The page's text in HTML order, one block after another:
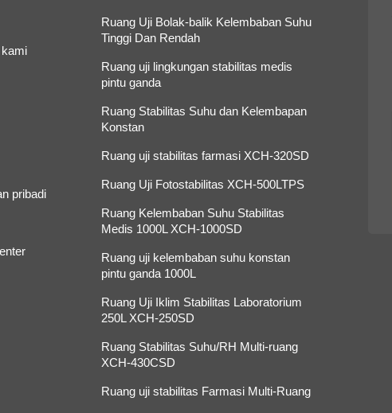
kami
pribadi
Ruang Uji Bolak-balik Kelembaban Suhu
Tinggi Dan Rendah
Ruang uji lingkungan stabilitas medis
pintu ganda
Ruang Stabilitas Suhu dan Kelembapan
Konstan
Ruang uji stabilitas farmasi XCH-320SD
Ruang Uji Fotostabilitas XCH-500LTPS
Ruang Kelembaban Suhu Stabilitas
Medis 1000L XCH-1000SD
Ruang uji kelembaban suhu konstan
pintu ganda 1000L
Ruang Uji Iklim Stabilitas Laboratorium
250L XCH-250SD
Ruang Stabilitas Suhu/RH Multi-ruang
XCH-430CSD
Ruang uji stabilitas Farmasi Multi-Ruang